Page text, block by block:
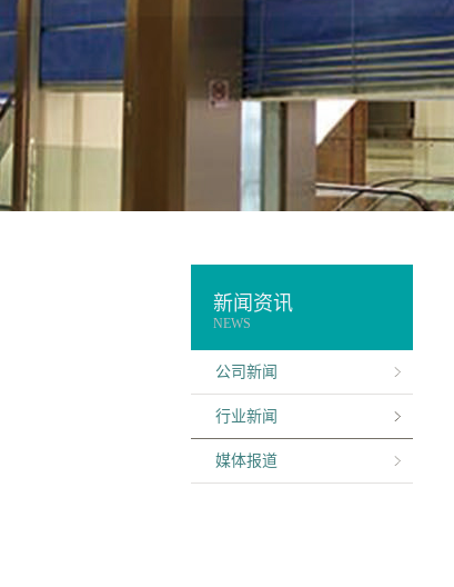
新闻资讯
NEWS
公司新闻
行业新闻
媒体报道